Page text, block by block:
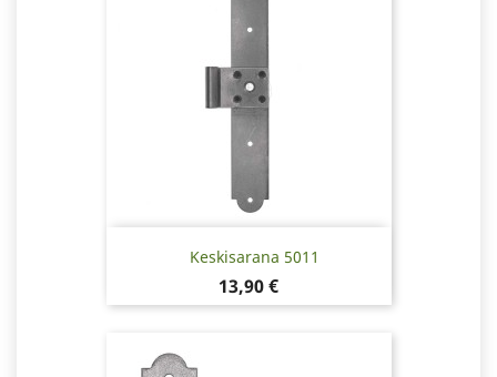
Keskisarana 5011
Hinta
13,90 €